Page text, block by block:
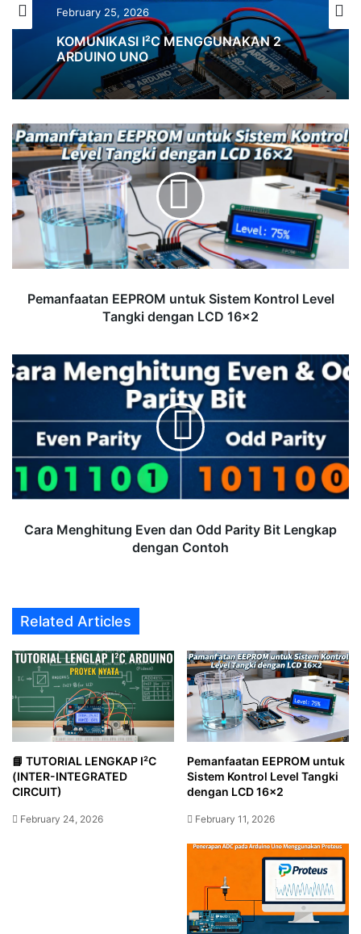
February 25, 2026
KOMUNIKASI I²C MENGGUNAKAN 2
ARDUINO UNO
Pemanfaatan
EEPROM
untuk
Sistem
Kontrol
Level
Tangki
dengan
LCD
Pemanfaatan EEPROM untuk Sistem Kontrol Level
Tangki dengan LCD 16×2
Cara
Menghitung
Parity
Bit
Lengkap
dengan
Cara Menghitung Even dan Odd Parity Bit Lengkap
dengan Contoh
Related Articles
📘 TUTORIAL LENGKAP I²C
(INTER-INTEGRATED
CIRCUIT)
February 24, 2026
Pemanfaatan EEPROM untuk
Sistem Kontrol Level Tangki
dengan LCD 16×2
February 11, 2026